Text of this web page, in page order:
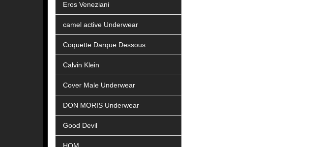
Eros Veneziani
camel active Underwear
Coquette Darque Dessous
Calvin Klein
Cover Male Underwear
DON MORIS Underwear
Good Devil